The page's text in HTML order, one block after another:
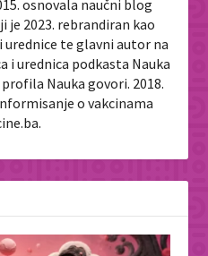
osnovala naučni blog
je 2023. rebrandiran kao
urednice te glavni autor na
i urednica podkasta Nauka
Nauka govori. 2018.
o vakcinama